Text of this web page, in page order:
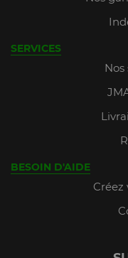
SERVICES
Nos
BESOIN D'AIDE
Créez